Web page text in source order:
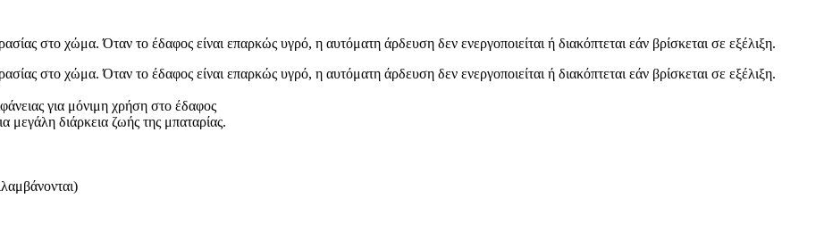
στο χώμα. Όταν το έδαφος είναι επαρκώς υγρό, η αυτόματη άρδευση δεν ενεργοποιείται ή διακόπτεται εάν βρίσκεται σε εξέλιξη.
στο χώμα. Όταν το έδαφος είναι επαρκώς υγρό, η αυτόματη άρδευση δεν ενεργοποιείται ή διακόπτεται εάν βρίσκεται σε εξέλιξη.
για μόνιμη χρήση στο έδαφος
μεγάλη διάρκεια ζωής της μπαταρίας.